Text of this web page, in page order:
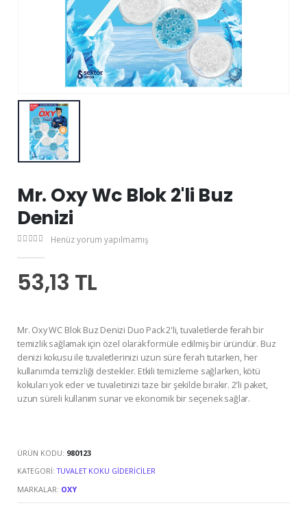
Mr. Oxy Wc Blok 2'li Buz
Denizi
Henüz yorum yapılmamış
53,13 TL
Mr. Oxy WC Blok Buz Denizi Duo Pack 2'li, tuvaletlerde ferah bir
temizlik sağlamak için özel olarak formüle edilmiş bir üründür. Buz
denizi kokusu ile tuvaletlerinizi uzun süre ferah tutarken, her
kullanımda temizliği destekler. Etkili temizleme sağlarken, kötü
kokuları yok eder ve tuvaletinizi taze bir şekilde bırakır. 2'li paket,
uzun süreli kullanım sunar ve ekonomik bir seçenek sağlar.
ÜRÜN KODU: 980123
KATEGORI:TUVALET KOKU GIDERICILER
MARKALAR: OXY